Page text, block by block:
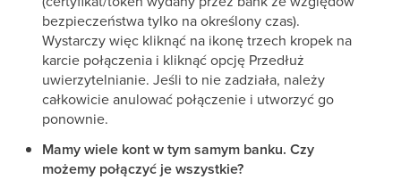
bezpieczeństwa tylko na określony czas).
Wystarczy więc kliknąć na ikonę trzech kropek na
karcie połączenia i kliknąć opcję Przedłuż
uwierzytelnianie. Jeśli to nie zadziała, należy
całkowicie anulować połączenie i utworzyć go
ponownie.
Mamy wiele kont w tym samym banku. Czy
możemy połączyć je wszystkie?